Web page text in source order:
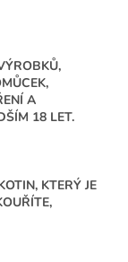
A
18 LET.
KTERÝ JE